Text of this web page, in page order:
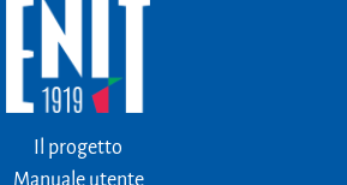
Il progetto
Manuale utente